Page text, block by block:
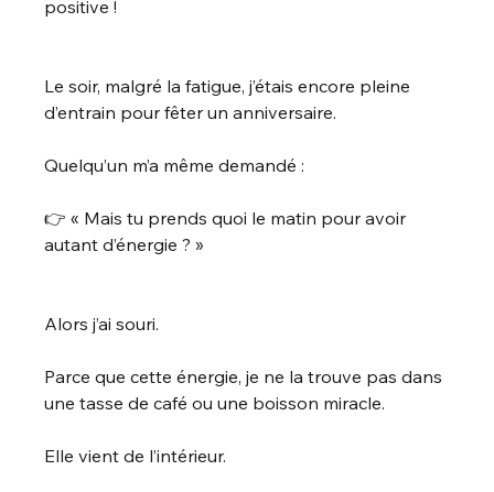
positive !
Le soir, malgré la fatigue, j’étais encore pleine
d’entrain pour fêter un anniversaire.
Quelqu’un m’a même demandé :
👉 « Mais tu prends quoi le matin pour avoir
autant d’énergie ? »
Alors j’ai souri.
Parce que cette énergie, je ne la trouve pas dans
une tasse de café ou une boisson miracle.
Elle vient de l’intérieur.